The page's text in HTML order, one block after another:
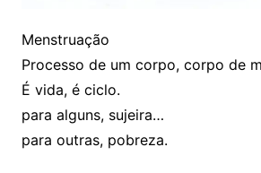
Menstruação
Processo de um corpo, corpo de
É vida, é ciclo.
para alguns, sujeira…
para outras, pobreza.